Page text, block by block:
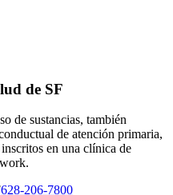
de SF
de sustancias, también
de atención primaria,
en una clínica de
628-206-7800